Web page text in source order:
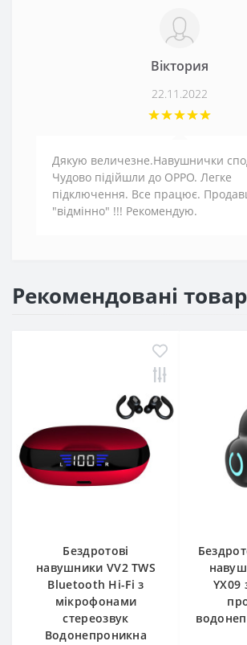
Віктория
22.11.2022
Дякую величезне.Навушнички
Чудово підійшли до ОРРО. Легке
підключення. Все працює.
"відмінно" !!! Рекомендую.
Рекомендовані
Бездротові
навушники VV2 TWS
Bluetooth Hi-Fi з
мікрофонами
стереозвук
Водонепроникна
YX09